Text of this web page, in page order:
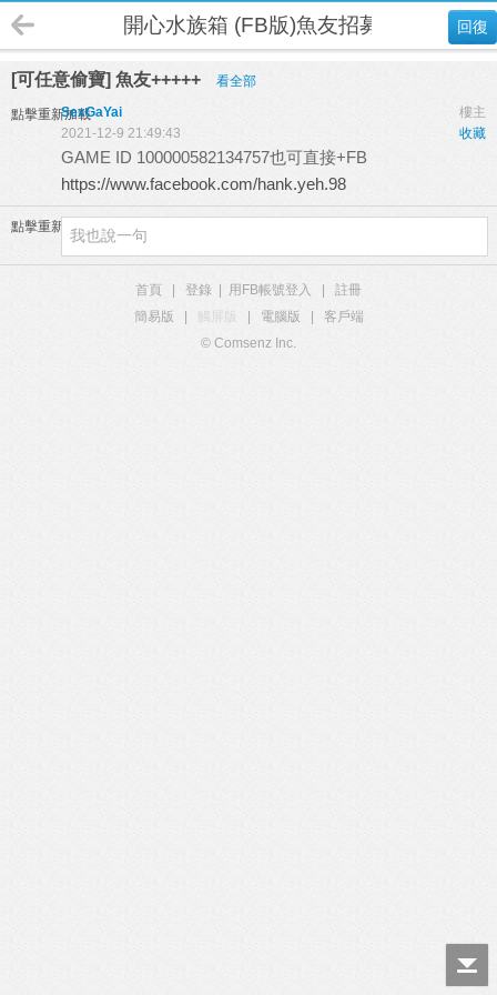
回復
開心水族箱 (FB版)魚友招募
[可任意偷寶] 魚友+++++ 看全部
點擊重新加載 樓主
SexGaYai
收藏
2021-12-9 21:49:43
GAME ID 100000582134757也可直接+FB
https://www.facebook.com/hank.yeh.98
點擊重新加載
首頁 登錄 用FB帳號登入
註冊
簡易版
觸屏版 電腦版
客戶端
© Comsenz Inc.